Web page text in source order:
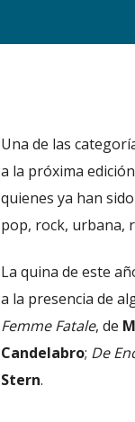
Una de las
a la próxima
quienes ya han
pop, rock, urbana,
La quina de este
a la presencia de
Femme Fatale, de
Candelabro; De
Stern.